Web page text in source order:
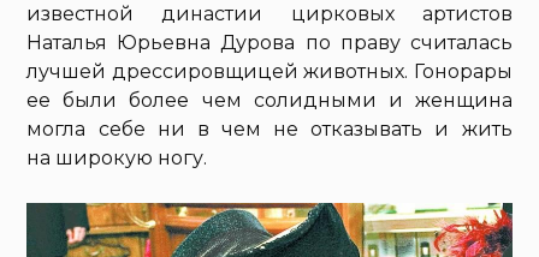
известной династии цирковых артистов
Наталья Юрьевна Дурова по праву считалась
лучшей дрессировщицей животных. Гонорары
ее были более чем солидными и женщина
могла себе ни в чем не отказывать и жить
на широкую ногу.